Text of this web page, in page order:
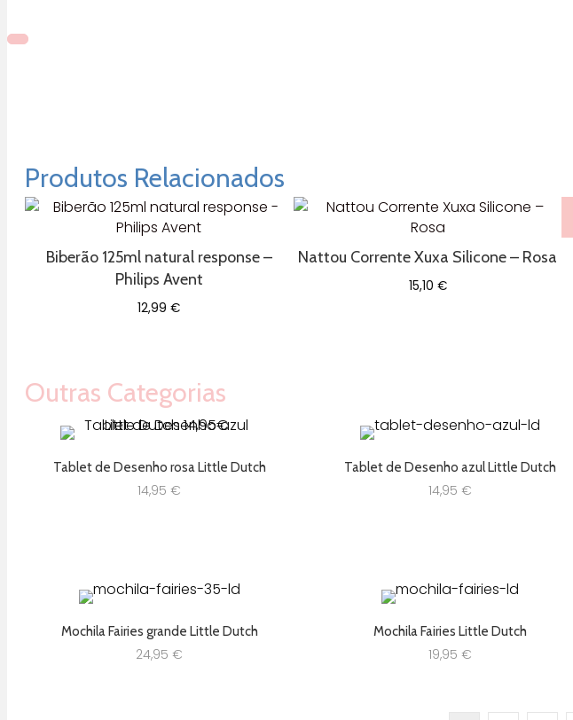
Produtos Relacionados
Biberão 125ml natural response –
Philips Avent
12,99€
Nattou Corrente Xuxa Silicone – Rosa
15,10 €
Outras Categorias
Tablet de Desenho rosa Little Dutch
14,95 €
Tablet de Desenho azul Little Dutch
14,95 €
Mochila Fairies grande Little Dutch
24,95 €
Mochila Fairies Little Dutch
19,95 €